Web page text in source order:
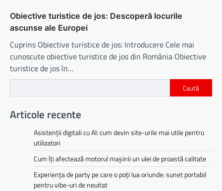
Obiective turistice de jos: Descoperă locurile
ascunse ale Europei
Cuprins Obiective turistice de jos: Introducere Cele mai
cunoscute obiective turistice de jos din România Obiective
turistice de jos în…
Caută
Articole recente
Asistenții digitali cu AI: cum devin site-urile mai utile pentru
utilizatori
Cum îți afectează motorul mașinii un ulei de proastă calitate
Experiența de party pe care o poți lua oriunde: sunet portabil
pentru vibe-uri de neuitat